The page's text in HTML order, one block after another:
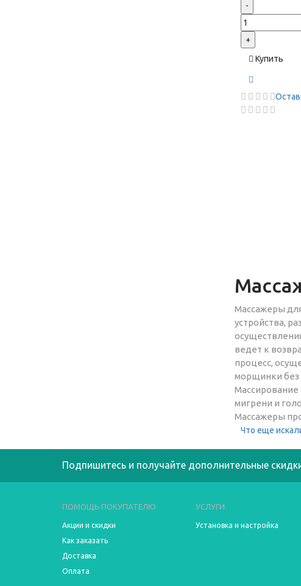
-
+
Купить
Массажеры
устройства,
ведет к
процесс,
морщинки без
Массирование
мигрени и
Массажеры
Что еще
Подпишитесь и получайте дополнительные
ПОМОЩЬ ПОКУПАТЕЛЮ
Акции и скидки
Как заказать
Доставка
Оплата
УСЛУГИ
Установка и настройка